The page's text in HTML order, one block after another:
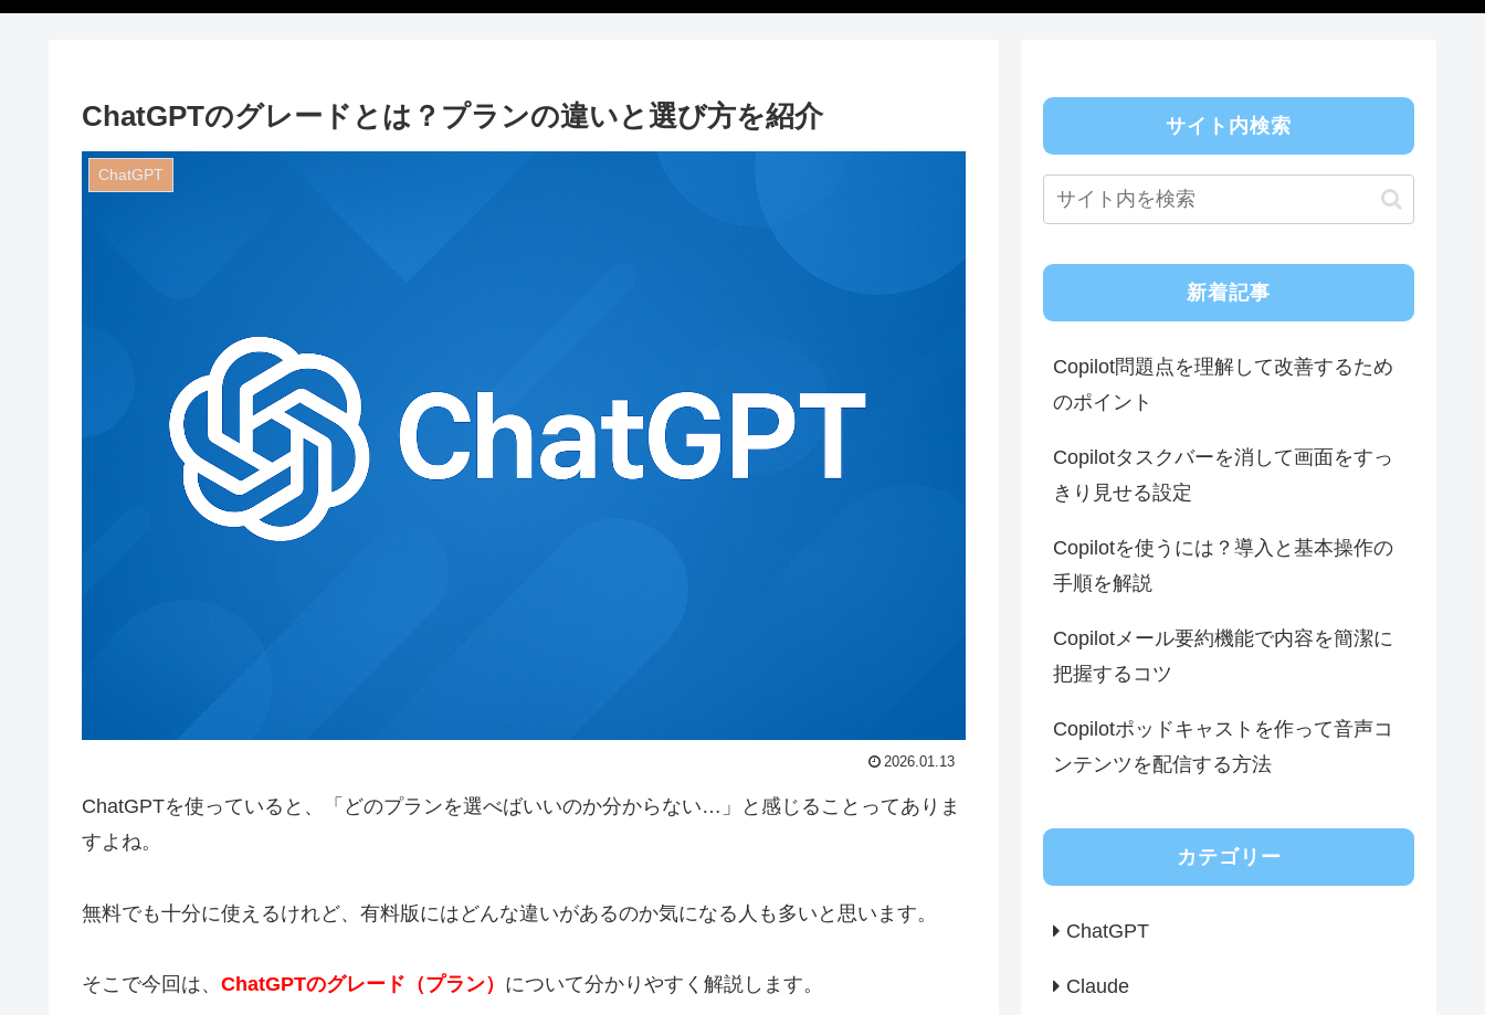
ChatGPTのグレードとは？プランの違いと選び方を紹介
ChatGPT
2026.01.13
ChatGPTを使っていると、「どのプランを選べばいいのか分からない…」と感じることってありま
すよね。
無料でも十分に使えるけれど、有料版にはどんな違いがあるのか気になる人も多いと思います。
そこで今回は、 ChatGPTのグレード（プラン） について分かりやすく解説します。
サイト内検索
新着記事
Copilot問題点を理解して改善するため
のポイント
Copilotタスクバーを消して画面をすっ
きり見せる設定
Copilotを使うには？導入と基本操作の
手順を解説
Copilotメール要約機能で内容を簡潔に
把握するコツ
Copilotポッドキャストを作って音声コ
ンテンツを配信する方法
カテゴリー
ChatGPT
Claude